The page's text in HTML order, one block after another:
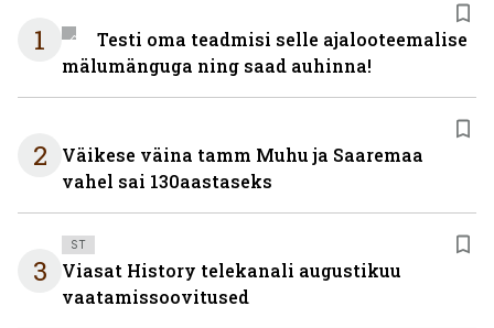
1
Testi oma teadmisi selle ajalooteemalise
mälumänguga ning saad auhinna!
2
Väikese väina tamm Muhu ja Saaremaa
vahel sai 130aastaseks
3
ST
Viasat History telekanali augustikuu
vaatamissoovitused